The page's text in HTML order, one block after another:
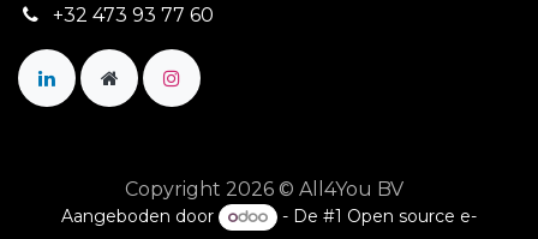
+32 473 93 77 60
Copyright 2026 © All4You BV
Aangeboden door - De #1 Open source e-